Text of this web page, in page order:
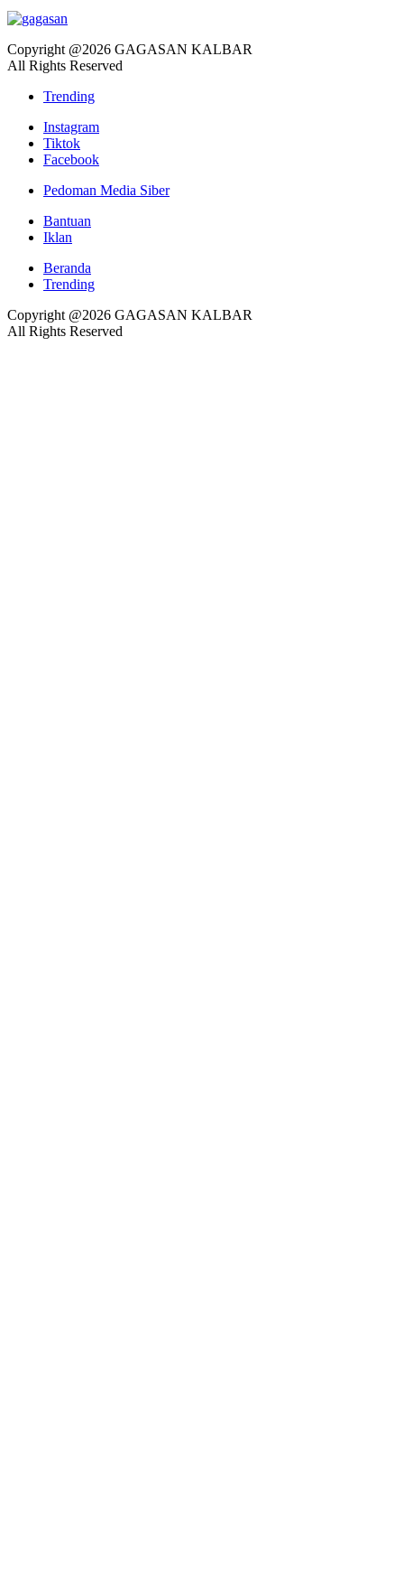
Copyright @2026 GAGASAN KALBAR
All Rights Reserved
Trending
Instagram
Tiktok
Facebook
Pedoman Media Siber
Bantuan
Iklan
Beranda
Trending
Copyright @2026 GAGASAN KALBAR
All Rights Reserved